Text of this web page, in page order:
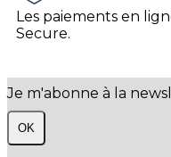
Les paiements en
Secure.
Je m'abonne à la
OK